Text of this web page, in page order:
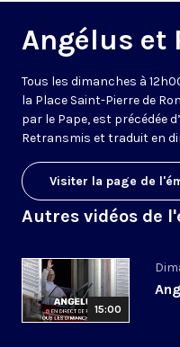
Angélus et
Tous les dimanches à
la Place Saint-Pierre de
par le Pape, est précédée
Retransmis et traduit en
Visiter la page de
Autres vidéos de
15:00